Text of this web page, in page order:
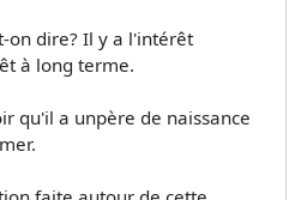
on dire? Il y a l'intérêt
à long terme.
qu'il a unpère de naissance